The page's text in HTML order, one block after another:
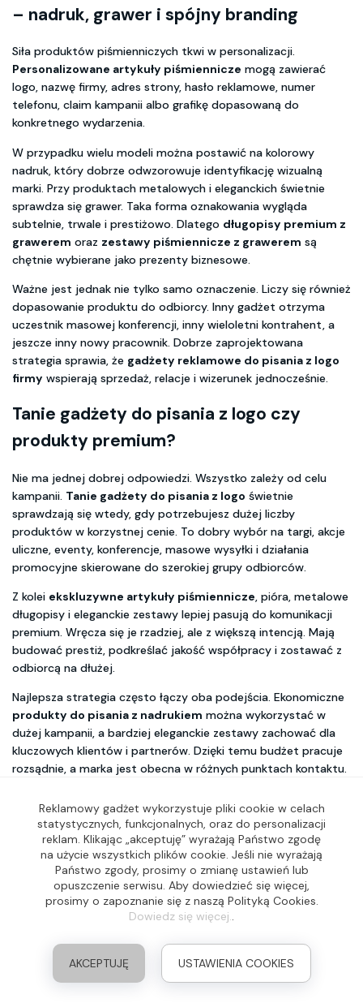
– nadruk, grawer i spójny branding
Siła produktów piśmienniczych tkwi w personalizacji.
Personalizowane artykuły piśmiennicze mogą zawierać
logo, nazwę firmy, adres strony, hasło reklamowe, numer
telefonu, claim kampanii albo grafikę dopasowaną do
konkretnego wydarzenia.
W przypadku wielu modeli można postawić na kolorowy
nadruk, który dobrze odwzorowuje identyfikację wizualną
marki. Przy produktach metalowych i eleganckich świetnie
sprawdza się grawer. Taka forma oznakowania wygląda
subtelnie, trwale i prestiżowo. Dlatego długopisy premium z
grawerem oraz zestawy piśmiennicze z grawerem są
chętnie wybierane jako prezenty biznesowe.
Ważne jest jednak nie tylko samo oznaczenie. Liczy się również
dopasowanie produktu do odbiorcy. Inny gadżet otrzyma
uczestnik masowej konferencji, inny wieloletni kontrahent, a
jeszcze inny nowy pracownik. Dobrze zaprojektowana
strategia sprawia, że gadżety reklamowe do pisania z logo
firmy wspierają sprzedaż, relacje i wizerunek jednocześnie.
Tanie gadżety do pisania z logo czy
produkty premium?
Nie ma jednej dobrej odpowiedzi. Wszystko zależy od celu
kampanii. Tanie gadżety do pisania z logo świetnie
sprawdzają się wtedy, gdy potrzebujesz dużej liczby
produktów w korzystnej cenie. To dobry wybór na targi, akcje
uliczne, eventy, konferencje, masowe wysyłki i działania
promocyjne skierowane do szerokiej grupy odbiorców.
Z kolei ekskluzywne artykuły piśmiennicze, pióra, metalowe
długopisy i eleganckie zestawy lepiej pasują do komunikacji
premium. Wręcza się je rzadziej, ale z większą intencją. Mają
budować prestiż, podkreślać jakość współpracy i zostawać z
odbiorcą na dłużej.
Najlepsza strategia często łączy oba podejścia. Ekonomiczne
produkty do pisania z nadrukiem można wykorzystać w
dużej kampanii, a bardziej eleganckie zestawy zachować dla
kluczowych klientów i partnerów. Dzięki temu budżet pracuje
rozsądnie, a marka jest obecna w różnych punktach kontaktu.
Reklamowe artykuły piśmiennicze
dopasowane do branży
Dobrze dobrane reklamowe artykuły piśmienniczepowinny
pasować do charakteru firmy. Marka technologiczna może
postawić nadługopisy touch pen z logo. Firma budowlana –
ołówki stolarskie reklamowe . Kancelaria – na eleganckie
ołówki, długopisy i zestawy do notowania. Hotel – na
klasyczne długopisy dostępne w pokojach i recepcji.
Reklamowy gadżet wykorzystuje pliki cookie w celach
statystycznych, funkcjonalnych, oraz do personalizacji
reklam. Klikając „akceptuję” wyrażają Państwo zgodę
na użycie wszystkich plików cookie. Jeśli nie wyrażają
Państwo zgody, prosimy o zmianę ustawień lub
opuszczenie serwisu. Aby dowiedzieć się więcej,
prosimy o zapoznanie się z naszą Polityką Cookies.
Dowiedz się więcej..
AKCEPTUJĘ USTAWIENIA COOKIES